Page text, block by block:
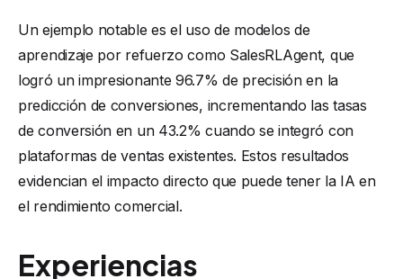
Un ejemplo notable es el uso de modelos de
aprendizaje por refuerzo como SalesRLAgent, que
logró un impresionante 96.7% de precisión en la
predicción de conversiones, incrementando las tasas
de conversión en un 43.2% cuando se integró con
plataformas de ventas existentes. Estos resultados
evidencian el impacto directo que puede tener la IA en
el rendimiento comercial.
Experiencias